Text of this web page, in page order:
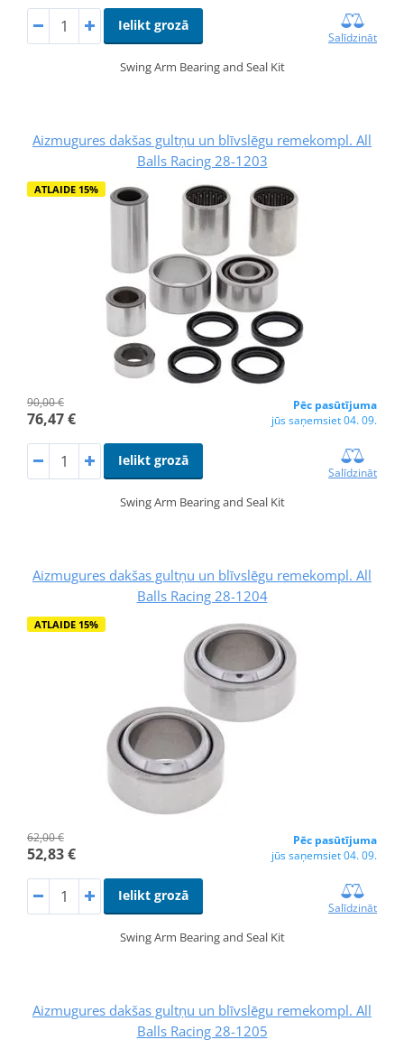
Ielikt grozā
Salīdzināt
Swing Arm Bearing and Seal Kit
Aizmugures dakšas gultņu un blīvslēgu remekompl. All
Balls Racing 28-1203
ATLAIDE 15%
90,00 €
76,47 €
Pēc pasūtījuma
jūs saņemsiet 04. 09.
Ielikt grozā
Salīdzināt
Swing Arm Bearing and Seal Kit
Aizmugures dakšas gultņu un blīvslēgu remekompl. All
Balls Racing 28-1204
ATLAIDE 15%
62,00 €
52,83 €
Pēc pasūtījuma
jūs saņemsiet 04. 09.
Ielikt grozā
Salīdzināt
Swing Arm Bearing and Seal Kit
Aizmugures dakšas gultņu un blīvslēgu remekompl. All
Balls Racing 28-1205